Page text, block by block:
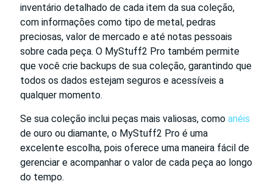
inventário detalhado de cada item da sua coleção,
com informações como tipo de metal, pedras
preciosas, valor de mercado e até notas pessoais
sobre cada peça. O MyStuff2 Pro também permite
que você crie backups de sua coleção, garantindo que
todos os dados estejam seguros e acessíveis a
qualquer momento.
Se sua coleção inclui peças mais valiosas, como anéis
de ouro ou diamante, o MyStuff2 Pro é uma
excelente escolha, pois oferece uma maneira fácil de
gerenciar e acompanhar o valor de cada peça ao longo
do tempo.